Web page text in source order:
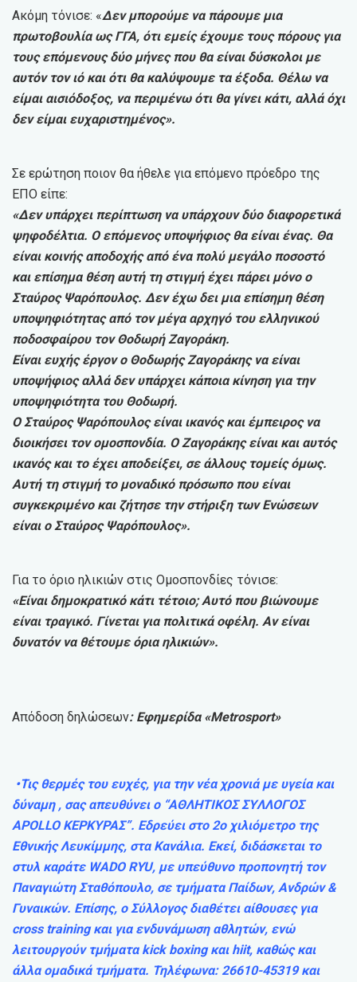
Ακόμη τόνισε: «Δεν μπορούμε να πάρουμε μια
πρωτοβουλία ως ΓΓΑ, ότι εμείς έχουμε τους πόρους για
τους επόμενους δύο μήνες που θα είναι δύσκολοι με
αυτόν τον ιό και ότι θα καλύψουμε τα έξοδα. Θέλω να
είμαι αισιόδοξος, να περιμένω ότι θα γίνει κάτι, αλλά όχι
δεν είμαι ευχαριστημένος».
Σε ερώτηση ποιον θα ήθελε για επόμενο πρόεδρο της
ΕΠΟ είπε:
«Δεν υπάρχει περίπτωση να υπάρχουν δύο διαφορετικά
ψηφοδέλτια. Ο επόμενος υποψήφιος θα είναι ένας. Θα
είναι κοινής αποδοχής από ένα πολύ μεγάλο ποσοστό
και επίσημα θέση αυτή τη στιγμή έχει πάρει μόνο ο
Σταύρος Ψαρόπουλος. Δεν έχω δει μια επίσημη θέση
υποψηφιότητας από τον μέγα αρχηγό του ελληνικού
ποδοσφαίρου τον Θοδωρή Ζαγοράκη.
Είναι ευχής έργον ο Θοδωρής Ζαγοράκης να είναι
υποψήφιος αλλά δεν υπάρχει κάποια κίνηση για την
υποψηφιότητα του Θοδωρή.
Ο Σταύρος Ψαρόπουλος είναι ικανός και έμπειρος να
διοικήσει τον ομοσπονδία. Ο Ζαγοράκης είναι και αυτός
ικανός και το έχει αποδείξει, σε άλλους τομείς όμως.
Αυτή τη στιγμή το μοναδικό πρόσωπο που είναι
συγκεκριμένο και ζήτησε την στήριξη των Ενώσεων
είναι ο Σταύρος Ψαρόπουλος».
Για το όριο ηλικιών στις Ομοσπονδίες τόνισε:
«Είναι δημοκρατικό κάτι τέτοιο; Αυτό που βιώνουμε
είναι τραγικό. Γίνεται για πολιτικά οφέλη. Αν είναι
δυνατόν να θέτουμε όρια ηλικιών».
Απόδοση δηλώσεων: Εφημερίδα «Metrosport»
•Τις θερμές του ευχές, για την νέα χρονιά με υγεία και
δύναμη , σας απευθύνει ο “AΘΛHTIKOΣ ΣYΛΛOΓOΣ
APOLLO ΚΕΡΚΥΡΑΣ”. Εδρεύει στο 2ο χιλιόμετρο της
Εθνικής Λευκίμμης, στα Κανάλια. Εκεί, διδάσκεται το
στυλ καράτε WADO RYU, με υπεύθυνο προπονητή τον
Παναγιώτη Σταθόπουλο, σε τμήματα Παίδων, Ανδρών &
Γυναικών. Επίσης, ο Σύλλογος διαθέτει αίθουσες για
cross training και για ενδυνάμωση αθλητών, ενώ
λειτουργούν τμήματα kick boxing και hiit, καθώς και
άλλα ομαδικά τμήματα. Τηλέφωνα: 26610-45319 και